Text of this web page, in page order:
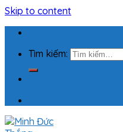
Skip to content
Tìm kiếm: